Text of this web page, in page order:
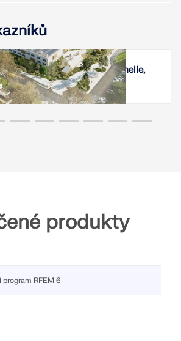
a vědy Lavoisier v La Rochelle,
produkty
program RFEM 6